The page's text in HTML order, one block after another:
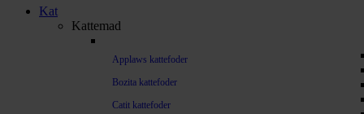
Kat
Kattemad
Applaws kattefoder
Bozita kattefoder
Catit kattefoder